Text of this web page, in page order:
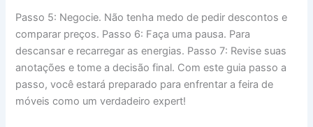
Passo 5: Negocie. Não tenha medo de pedir descontos e
comparar preços. Passo 6: Faça uma pausa. Para
descansar e recarregar as energias. Passo 7: Revise suas
anotações e tome a decisão final. Com este guia passo a
passo, você estará preparado para enfrentar a feira de
móveis como um verdadeiro expert!